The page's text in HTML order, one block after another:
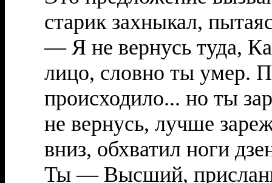
старик захныкал,
— Я не вернусь туда,
лицо, словно ты умер.
происходило... но ты
не вернусь, лучше
вниз, обхватил ноги
Ты — Высший,